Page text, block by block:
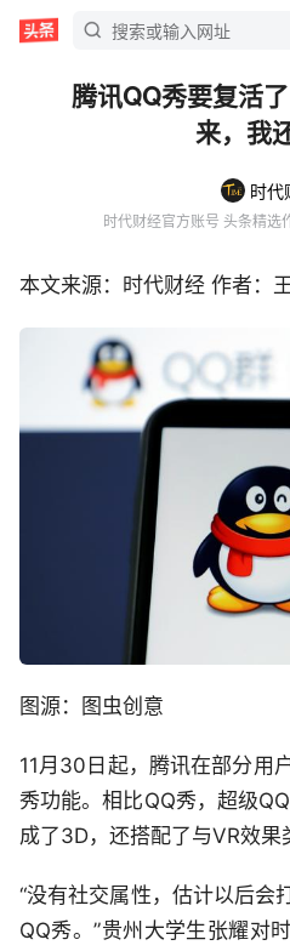
腾讯QQ秀要复活
来，我
时代
时代财经官方账号 头条精选
本文来源：时代财经 作者：
图源：图虫创意
11月30日起，腾讯在部分用
秀功能。相比QQ秀，超级
成了3D，还搭配了与VR效果
“没有社交属性，估计以后会
QQ秀。”贵州大学生张耀对